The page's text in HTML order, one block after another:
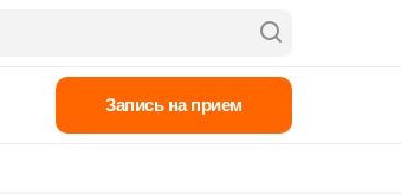
Запись на прием